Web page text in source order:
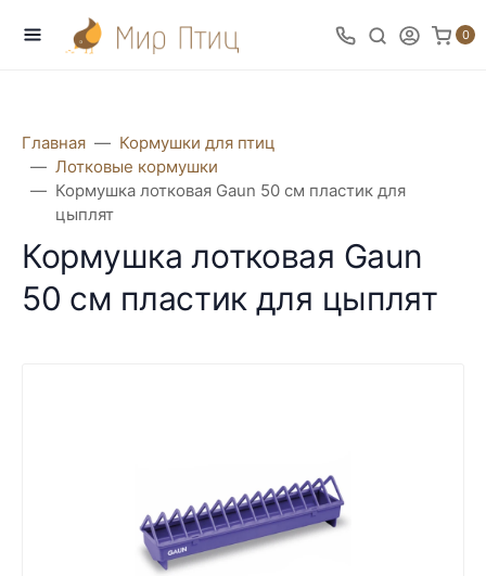
0
Главная
Кормушки для птиц
Лотковые кормушки
Кормушка лотковая Gaun 50 см пластик для
цыплят
Кормушка лотковая Gaun
50 см пластик для цыплят